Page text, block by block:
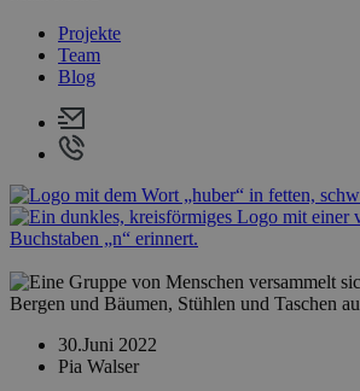
Projekte
Team
Blog
30.Juni 2022
Pia Walser